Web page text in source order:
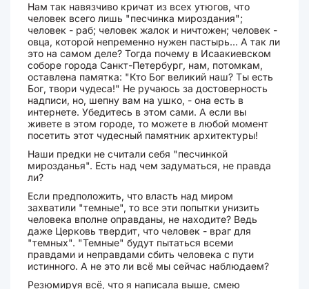
Нам так навязчиво кричат из всех утюгов, что
человек всего лишь "песчинка мироздания";
человек - раб; человек жалок и ничтожен; человек -
овца, которой непременно нужен пастырь... А так ли
это на самом деле? Тогда почему в Исаакиевском
соборе города Санкт-Петербург, нам, потомкам,
оставлена памятка: "Кто Бог великий наш? Ты есть
Бог, твори чудеса!" Не ручаюсь за достоверность
надписи, но, шепну вам на ушко, - она есть в
интернете. Убедитесь в этом сами. А если вы
живете в этом городе, то можете в любой момент
посетить этот чудесный памятник архитектуры!
Наши предки не считали себя "песчинкой
мирозданья". Есть над чем задуматься, не правда
ли?
Если предположить, что власть над миром
захватили "темные", то все эти попытки унизить
человека вполне оправданы, не находите? Ведь
даже Церковь твердит, что человек - враг для
"темных". "Темные" будут пытаться всеми
правдами и неправдами сбить человека с пути
истинного. А не это ли всё мы сейчас наблюдаем?
Резюмируя всё, что я написала выше, смею